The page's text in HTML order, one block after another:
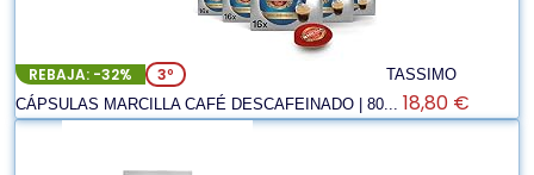
REBAJA: -32% 3º
TASSIMO
CÁPSULAS MARCILLA CAFÉ DESCAFEINADO | 80...
18,80 €